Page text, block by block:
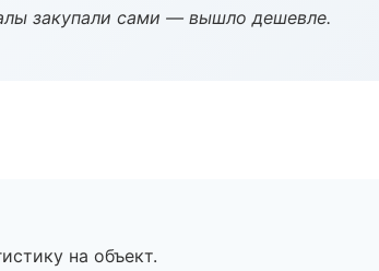
закупали сами — вышло дешевле.
на объект.